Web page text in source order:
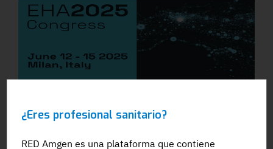
¿Eres profesional sanitario?
RED Amgen es una plataforma que contiene
05 JUN 2025
EHA Congress 2025: todo lo que no te puedes